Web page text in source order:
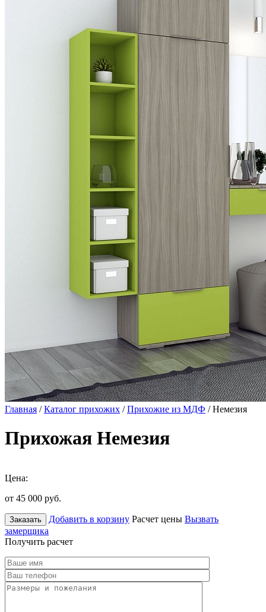
Главная /Каталог прихожих /Прихожие из МДФ / Немезия
Прихожая Немезия
Цена:
от 45 000 руб.
Заказать Добавить в корзину Расчет цены Вызвать
замерщика
Получить расчет